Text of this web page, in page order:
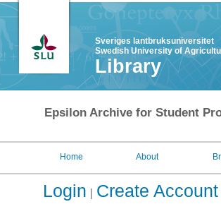
Sveriges lantbruksuniversitet
Swedish University of
Library
Epsilon Archive for Student
Home About
Login Create Account